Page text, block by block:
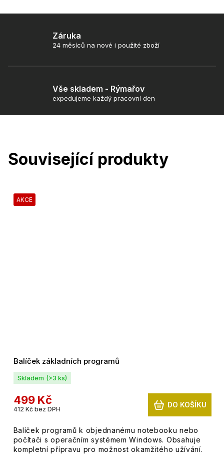
Záruka
24 měsíců na nové i použité zboží
Vše skladem - Rýmařov
expedujeme každý pracovní den
Související produkty
AKCE
Balíček základních programů
Skladem (>3 ks)
412 Kč bez DPH
499 Kč DO KOŠÍKU
Balíček programů k objednanému notebooku nebo
počítači s operačním systémem Windows. Obsahuje
kompletní přípravu pro možnost okamžitého užívání.